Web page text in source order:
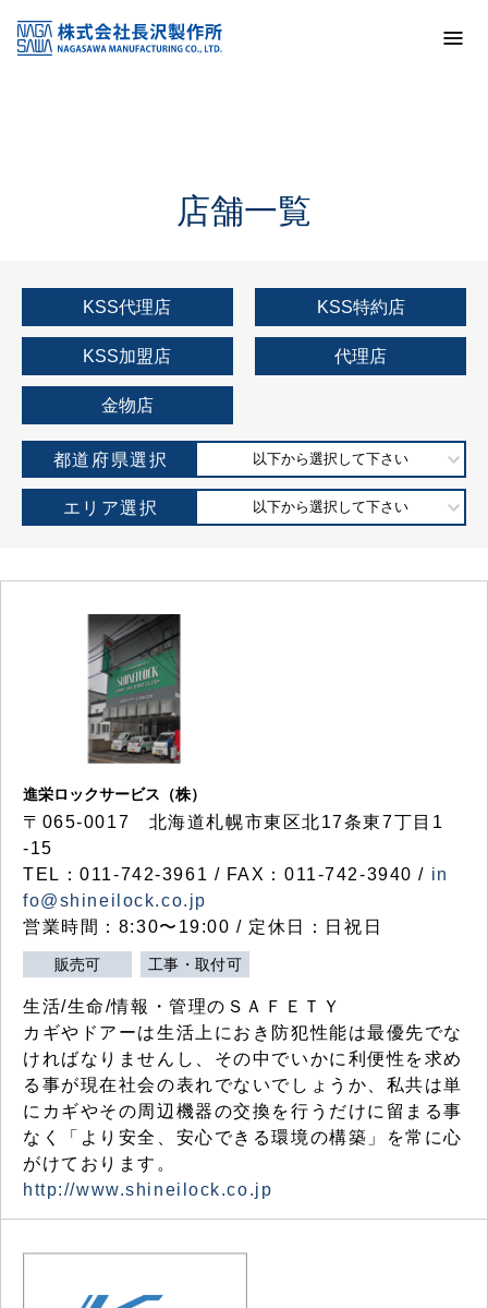
KSS加盟店・取扱店情報
店舗一覧
店舗一覧
KSS代理店 KSS特約店
KSS加盟店 代理店
金物店
都道府県選択 以下から選択して下さい
エリア選択 以下から選択して下さい
進栄ロックサービス（株）
〒065-0017 北海道札幌市東区北17条東7丁目1
-15
TEL：011-742-3961 / FAX：011-742-3940 / in
fo@shineilock.co.jp
営業時間：8:30〜19:00 / 定休日：日祝日
販売可 工事・取付可
生活/生命/情報・管理のＳＡＦＥＴＹ
カギやドアーは生活上におき防犯性能は最優先でな
ければなりませんし、その中でいかに利便性を求め
る事が現在社会の表れでないでしょうか、私共は単
にカギやその周辺機器の交換を行うだけに留まる事
なく「より安全、安心できる環境の構築」を常に心
がけております。
http://www.shineilock.co.jp